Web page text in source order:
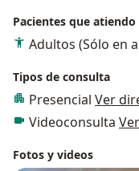
Pacientes que atiendo
Adultos (Sólo en
Tipos de consulta
Presencial Ver
Videoconsulta
Fotos y videos